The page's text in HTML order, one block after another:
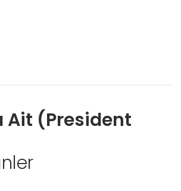
Ait (President